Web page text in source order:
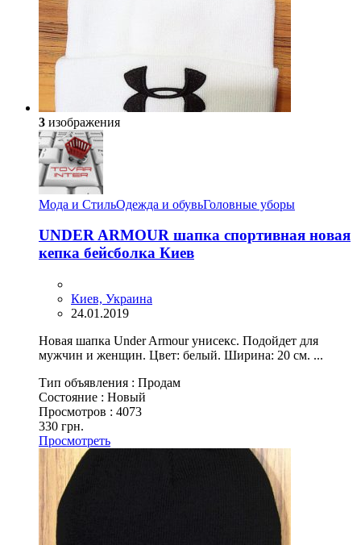
3 изображения
Мода и СтильОдежда и обувьГоловные уборы
UNDER ARMOUR шапка спортивная новая
кепка бейсболка Киев
Киев, Украина
24.01.2019
Новая шапка Under Armour унисекс. Подойдет для
мужчин и женщин. Цвет: белый. Ширина: 20 см. ...
Тип объявления : Продам
Состояние : Новый
Просмотров : 4073
330 грн.
Просмотреть